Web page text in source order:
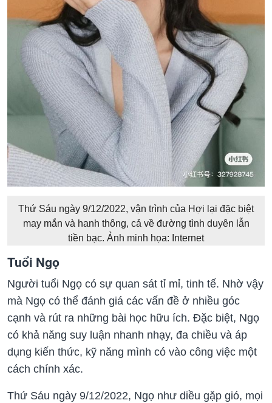
Thứ Sáu ngày 9/12/2022, vận trình của Hợi lại đặc biệt
may mắn và hanh thông, cả về đường tình duyên lẫn
tiền bạc. Ảnh minh họa: Internet
Tuổi Ngọ
Người tuổi Ngọ có sự quan sát tỉ mỉ, tinh tế. Nhờ vậy
mà Ngọ có thể đánh giá các vấn đề ở nhiều góc
cạnh và rút ra những bài học hữu ích. Đặc biệt, Ngọ
có khả năng suy luận nhanh nhạy, đa chiều và áp
dụng kiến thức, kỹ năng mình có vào công việc một
cách chính xác.
Thứ Sáu ngày 9/12/2022, Ngọ như diều gặp gió, mọi